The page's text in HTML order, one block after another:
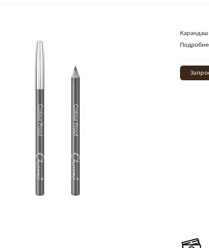
Карандаш